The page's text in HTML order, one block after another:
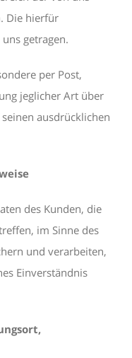
Die hierfür
getragen.
per Post,
jeglicher Art über
ausdrücklichen
des Kunden, die
im Sinne des
und verarbeiten,
Einverständnis